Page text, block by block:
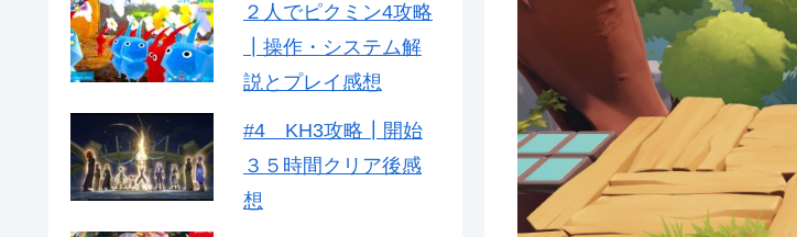
２人でピクミン4攻略
┃操作・システム解
説とプレイ感想
#4 KH3攻略┃開始
３５時間クリア後感
想